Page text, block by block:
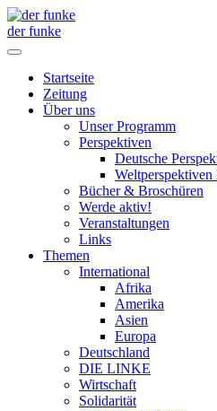
der funke
Startseite
Zeitung
Über uns
Unser Programm
Perspektiven
Deutsche
Weltperspektiven
Bücher & Broschüren
Werde aktiv!
Veranstaltungen
Links
Themen
International
Afrika
Amerika
Asien
Europa
Deutschland
DIE LINKE
Wirtschaft
Solidarität